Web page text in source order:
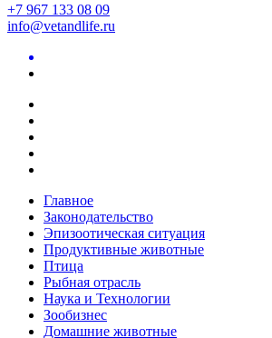
+7 967 133 08 09
info@vetandlife.ru
Главное
Законодательство
Эпизоотическая ситуация
Продуктивные животные
Птица
Рыбная отрасль
Наука и Технологии
Зообизнес
Домашние животные